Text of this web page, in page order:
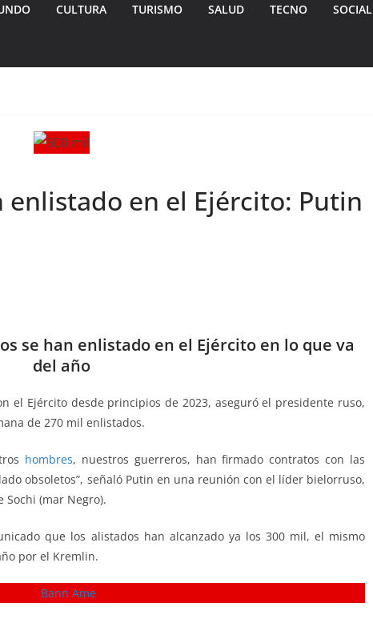
CULTURA TURISMO SALUD TECNO SOCIAL
enlistado en el Ejército: Putin
se han enlistado en el Ejército en lo que va
del año
el Ejército desde principios de 2023, aseguró el presidente ruso,
de 270 mil enlistados.
hombres, nuestros guerreros, han firmado contratos con las
obsoletos”, señaló Putin en una reunión con el líder bielorruso,
(mar Negro).
que los alistados han alcanzado ya los 300 mil, el mismo
por el Kremlin.